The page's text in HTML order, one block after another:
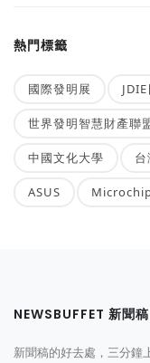
熱門標籤
國際發明展
世界發明智慧財產聯
中國文化大學
ASUS
NEWSBUFFET 新聞
新聞稿的好去處，三分鐘